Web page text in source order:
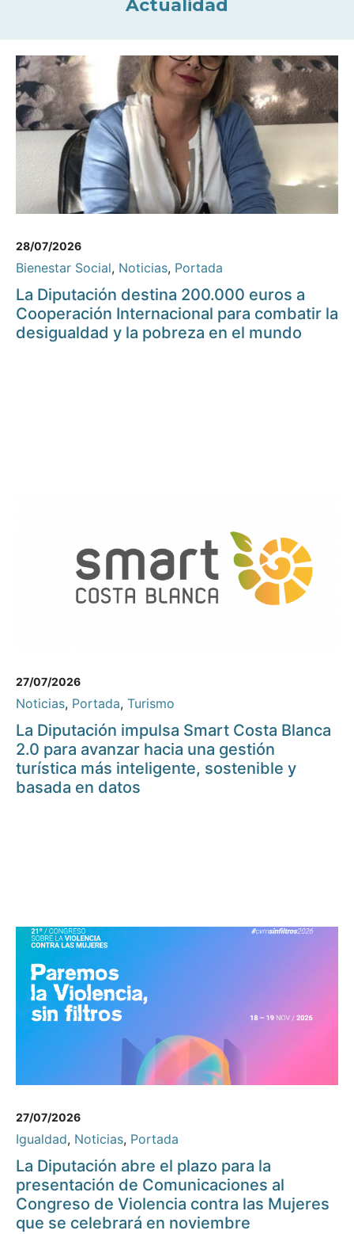
Actualidad
28/07/2026
Bienestar Social, Noticias, Portada
La Diputación destina 200.000 euros a
Cooperación Internacional para combatir la
desigualdad y la pobreza en el mundo
27/07/2026
Noticias, Portada, Turismo
La Diputación impulsa Smart Costa Blanca
2.0 para avanzar hacia una gestión
turística más inteligente, sostenible y
basada en datos
27/07/2026
Igualdad, Noticias, Portada
La Diputación abre el plazo para la
presentación de Comunicaciones al
Congreso de Violencia contra las Mujeres
que se celebrará en noviembre